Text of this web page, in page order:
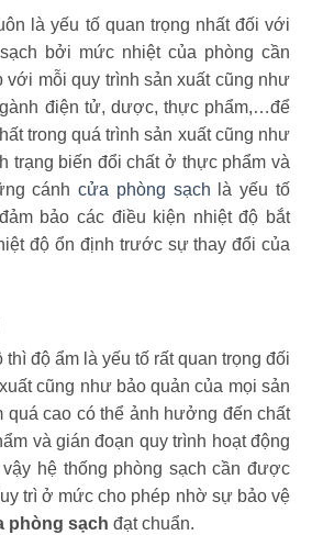
là yếu tố quan trọng nhất đối với
bởi mức nhiệt của phòng cần
với mỗi quy trình sản xuất cũng như
điện tử, dược, thực phẩm,…để
trong quá trình sản xuất cũng như
trạng biến đổi chất ở thực phẩm và
cánhcửa phòng sạch là yếu tố
bảo các điều kiện nhiệt độ bắt
độ ổn định trước sự thay đổi của
độ ẩm là yếu tố rất quan trọng đối
cũng như bảo quản của mọi sản
quá cao có thể ảnh hưởng đến chất
và gián đoạn quy trình hoạt động
hệ thống phòng sạch cần được
trì ở mức cho phép nhờ sự bảo vệ
phòng sạch đạt chuẩn.